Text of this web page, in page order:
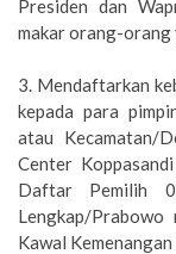
Presiden dan
makar orang-orang
3. Mendaftarkan
kepada para
atau Kecamatan/
Center
Daftar Pemilih
Lengkap/Prabowo
Kawal